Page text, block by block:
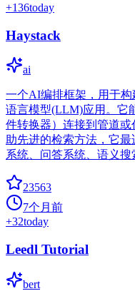
+136today
Haystack
ai
一个AI编排框架，用于
语言模型(LLM)应用。它
件转换器）连接到管道
助先进的检索方法，它
系统、问答系统、语义搜
23563
7个月前
+32today
Leedl Tutorial
bert